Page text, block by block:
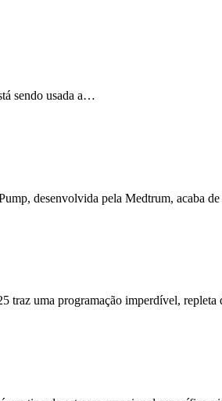
sendo usada a…
desenvolvida pela Medtrum, acaba
traz uma programação imperdível,